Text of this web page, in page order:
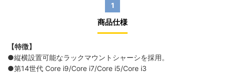
1
商品仕様
【特徴】
●縦横設置可能なラックマウントシャーシを採用。
●第14世代 Core i9/Core i7/Core i5/Core i3